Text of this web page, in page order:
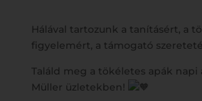
Hálával tartozunk a tanításért, a
figyelemért, a támogató
Találd meg a tökéletes apák napi
Müller üzletekben!